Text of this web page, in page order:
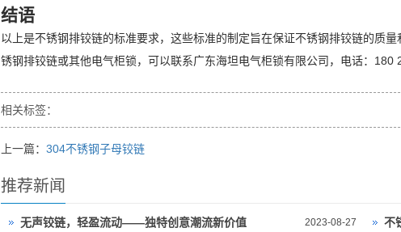
结语
以上是不锈钢排铰链的标准要求，这些标准的制定旨在保证不锈钢排铰链的质
锈钢排铰链或其他电气柜锁，可以联系广东海坦电气柜锁有限公司，电话：180
相关标签：
上一篇： 304不锈钢子母铰链
推荐新闻
2023-08-27
无声铰链，轻盈流动——独特创意潮流新价值 不